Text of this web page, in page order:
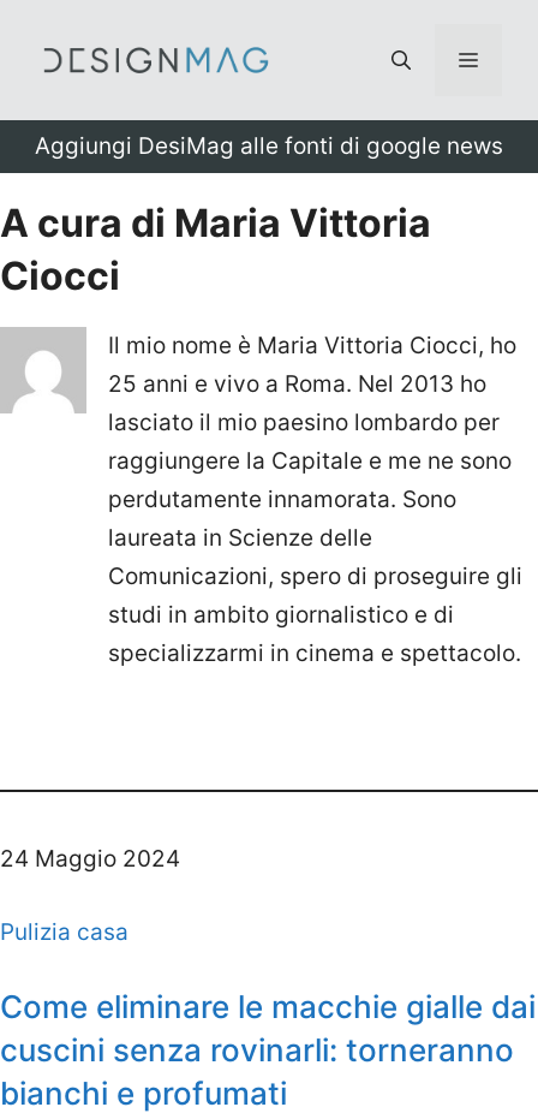
Menu
Aggiungi DesiMag alle fonti di google news
A cura di Maria Vittoria
Ciocci
Il mio nome è Maria Vittoria Ciocci, ho
25 anni e vivo a Roma. Nel 2013 ho
lasciato il mio paesino lombardo per
raggiungere la Capitale e me ne sono
perdutamente innamorata. Sono
laureata in Scienze delle
Comunicazioni, spero di proseguire gli
studi in ambito giornalistico e di
specializzarmi in cinema e spettacolo.
24 Maggio 2024
Pulizia casa
Come eliminare le macchie gialle dai
cuscini senza rovinarli: torneranno
bianchi e profumati